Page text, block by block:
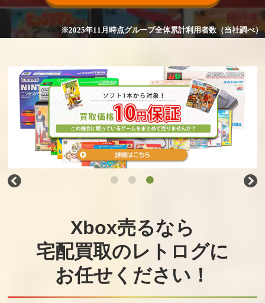
Xbox売るなら
宅配買取のレトログに
お任せください！